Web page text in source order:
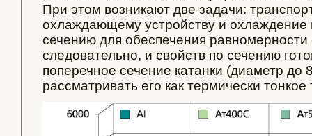
При этом возникают две задачи:
охлаждающему устройству и охлаждение
сечению для обеспечения равномерности
следовательно, и свойств по сечению
поперечное сечение катанки (диаметр до
рассматривать его как термически тонкое